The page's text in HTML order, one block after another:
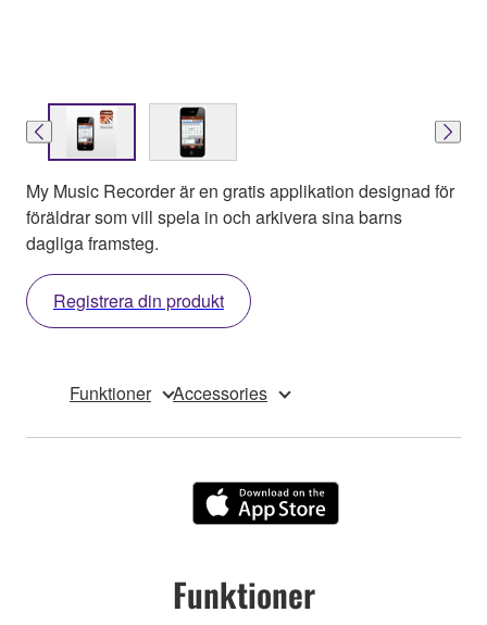
My Music Recorder är en gratis applikation designad för
föräldrar som vill spela in och arkivera sina barns
dagliga framsteg.
Registrera din produkt
Funktioner Accessories
Funktioner